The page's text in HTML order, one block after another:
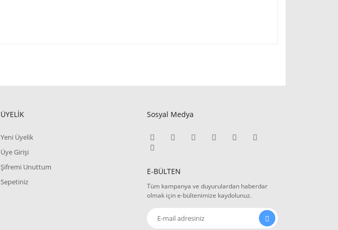
ÜYELİK
Yeni Üyelik
Üye Girişi
Şifremi Unuttum
Sepetiniz
Sosyal Medya
E-BÜLTEN
Tüm kampanya ve duyurulardan haberdar
olmak için e-bültenimize kaydolunuz.